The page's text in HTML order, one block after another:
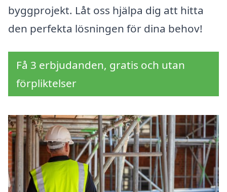
byggprojekt. Låt oss hjälpa dig att hitta
den perfekta lösningen för dina behov!
Få 3 erbjudanden, gratis och utan
förpliktelser